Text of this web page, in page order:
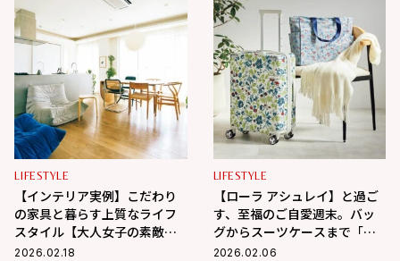
LIFESTYLE
【インテリア実例】こだわり
の家具と暮らす上質なライフ
スタイル【大人女子の素敵部
屋】
2026.02.18
LIFESTYLE
【ローラ アシュレイ】と過ご
す、至福のご自愛週末。バッ
グからスーツケースまで「心
ときめく雑貨」を味方に
2026.02.06